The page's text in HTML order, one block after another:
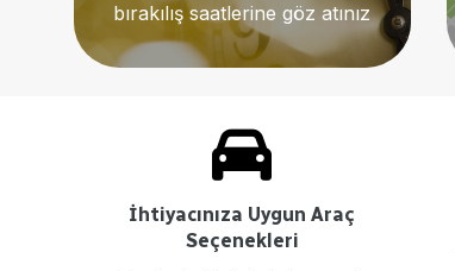
bırakılış saatlerine göz atınız
İhtiyacınıza Uygun Araç
Seçenekleri